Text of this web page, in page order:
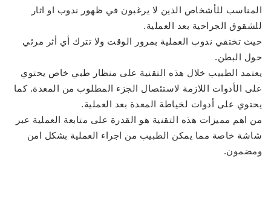
المناسب للأشخاص الذين لا يرغبون في ظهور ندوب او اثار
للشقوق الجراحية بعد العملية.
حيث تختفي ندوب العملية بمرور الوقت ولا تترك أي أثر مرئي
حول البطن.
يعتمد الطبيب خلال هذه التقنية على منظار طبي خاص يحتوي
على الأدوات اللازمة لاستئصال الجزء المطلوب من المعدة. كما
يحتوي على أدوات لخياطة المعدة بعد العملية.
من اهم مميزات هذه التقنية هو القدرة على متابعة العملية عبر
شاشة خاصة مما يمكن الطبيب من اجراء العملية بشكل امن
ومضمون.